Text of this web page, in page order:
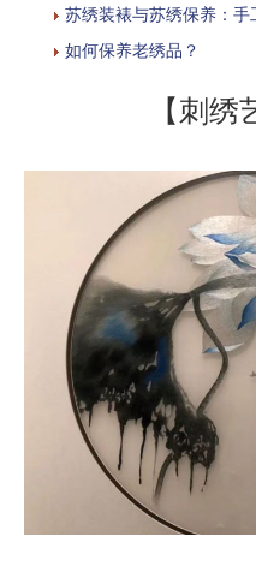
苏绣装裱与苏绣保养：
如何保养老绣品？
【刺绣